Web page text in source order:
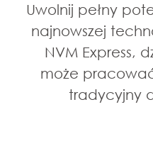
Uwolnij pełny
najnowszej
NVM Express,
może
tradycyjny